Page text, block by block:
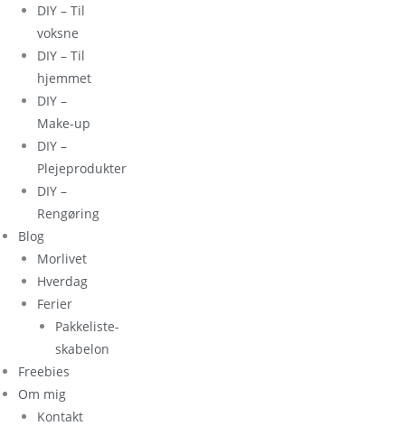
DIY – Til
voksne
DIY – Til
hjemmet
DIY –
Make-up
DIY –
Plejeprodukter
DIY –
Rengøring
Blog
Morlivet
Hverdag
Ferier
Pakkeliste-
skabelon
Freebies
Om mig
Kontakt